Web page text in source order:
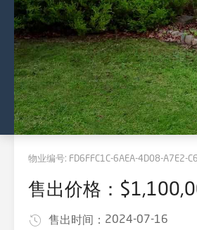
物业编号: FD6FFC1C-6AEA-4D08-A7E2-
售出价格：
售出时间： 2024-07-16